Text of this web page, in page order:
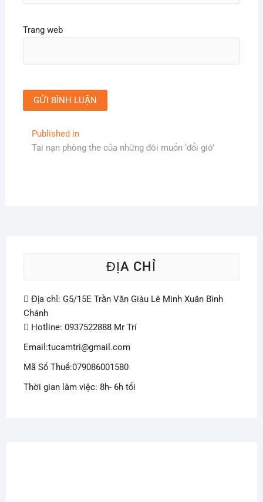
Trang web
Điều
hướng
Published in
Tai nạn phòng the của những đôi muốn ‘đổi gió’
ĐỊA CHỈ
Địa chỉ: G5/15E Trần Văn Giàu Lê Minh Xuân Bình
Chánh
Hotline: 0937522888 Mr Trí
Email:tucamtri@gmail.com
Mã Số Thuế:079086001580
Thời gian làm việc: 8h- 6h tối